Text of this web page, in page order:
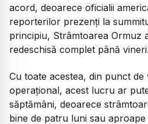
acord, deoarece oficialii
reporterilor prezenți la
principiu, Strâmtoarea Ormuz
redeschisă complet până vineri.
Cu toate acestea, din punct
operațional, acest lucru ar
săptămâni, deoarece
bine de patru luni sau